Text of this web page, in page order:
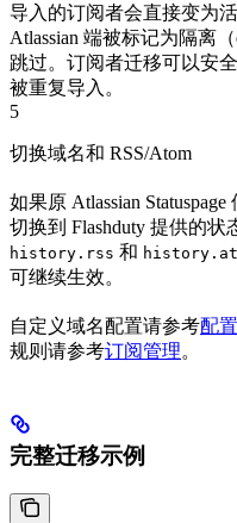
导入的订阅者会直接变为
Atlassian 端被标记为隔离
跳过。订阅者迁移可以安
被重复导入。
5
切换域名和 RSS/Atom
如果原 Atlassian
切换到 Flashduty 提供的状
history.rss 和
可继续生效。
自定义域名配置请参考配
规则请参考订阅管理。
完整迁移示例